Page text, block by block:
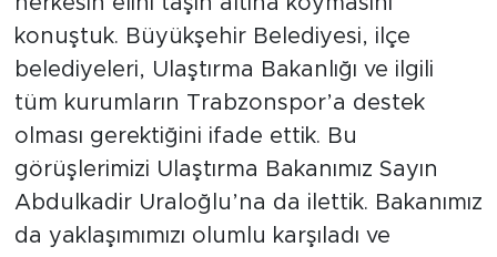
konuştuk. Büyükşehir Belediyesi, ilçe
belediyeleri, Ulaştırma Bakanlığı ve ilgili
tüm kurumların Trabzonspor’a destek
olması gerektiğini ifade ettik. Bu
görüşlerimizi Ulaştırma Bakanımız Sayın
Abdulkadir Uraloğlu’na da ilettik. Bakanımız
da yaklaşımımızı olumlu karşıladı ve